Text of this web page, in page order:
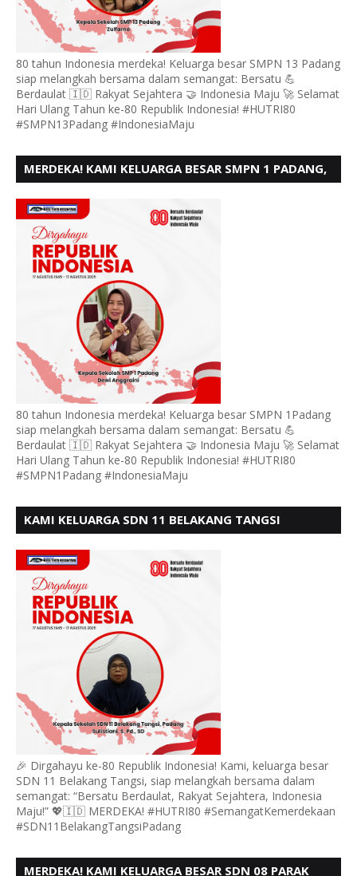
80 tahun Indonesia merdeka! Keluarga besar SMPN 13 Padang
siap melangkah bersama dalam semangat: Bersatu 💪
Berdaulat 🇮🇩 Rakyat Sejahtera 🤝 Indonesia Maju 🚀 Selamat
Hari Ulang Tahun ke-80 Republik Indonesia! #HUTRI80
#SMPN13Padang #IndonesiaMaju
MERDEKA! KAMI KELUARGA BESAR SMPN 1 PADANG,
80 tahun Indonesia merdeka! Keluarga besar SMPN 1Padang
siap melangkah bersama dalam semangat: Bersatu 💪
Berdaulat 🇮🇩 Rakyat Sejahtera 🤝 Indonesia Maju 🚀 Selamat
Hari Ulang Tahun ke-80 Republik Indonesia! #HUTRI80
#SMPN1Padang #IndonesiaMaju
KAMI KELUARGA SDN 11 BELAKANG TANGSI
🎉 Dirgahayu ke-80 Republik Indonesia! Kami, keluarga besar
SDN 11 Belakang Tangsi, siap melangkah bersama dalam
semangat: “Bersatu Berdaulat, Rakyat Sejahtera, Indonesia
Maju!” 💖🇮🇩 MERDEKA! #HUTRI80 #SemangatKemerdekaan
#SDN11BelakangTangsiPadang
MERDEKA! KAMI KELUARGA BESAR SDN 08 PARAK